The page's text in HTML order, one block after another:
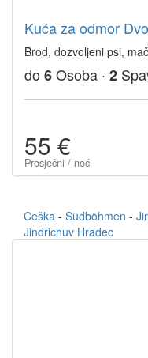
Kuća za odmor
Brod, dozvoljeni psi,
do 6Osoba · 2
55 €
Prosječni / noć
Ceška - Südböhmen -
Jindrichuv Hradec